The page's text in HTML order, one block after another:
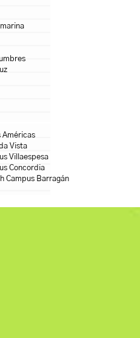
Américas
Vista
Villaespesa
Concordia
Campus Barragán